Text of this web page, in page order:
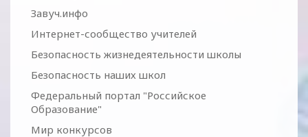
Завуч.инфо
Интернет-сообщество учителей
Безопасность жизнедеятельности школы
Безопасность наших школ
Федеральный портал "Российское
Образование"
Мир конкурсов